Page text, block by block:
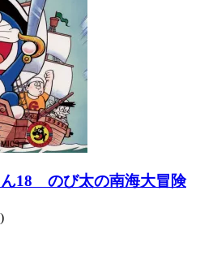
18 のび太の南海大冒険